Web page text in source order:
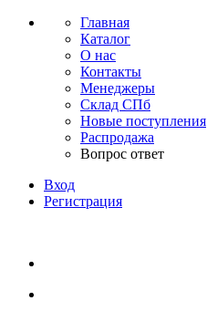
Главная
Каталог
О нас
Контакты
Менеджеры
Склад СПб
Новые поступления
Распродажа
Вопрос ответ
Вход
Регистрация